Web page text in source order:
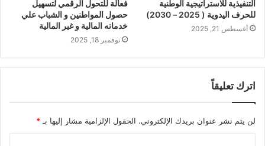
التنفيذية للاستراتيجية الوطنية
للحرف اليدوية ( 2025 – 2030)
أغسطس 21, 2025
فعالة للتحول الرقمي لتسهيل
حصول المواطنين و الشباب علي
خدماته المالية و غير المالية
نوفمبر 18, 2025
اترك تعليقاً
لن يتم نشر عنوان بريدك الإلكتروني. الحقول الإلزامية مشار إليها بـ*